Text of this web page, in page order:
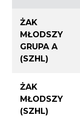
ŻAK
MŁODSZY
GRUPA A
(SZHL)
ŻAK
MŁODSZY
(SZHL)